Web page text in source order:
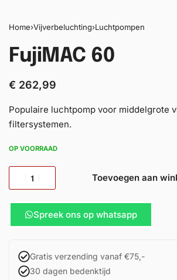
Home›Vijverbeluchting›Luchtpompen
FujiMAC 60
€ 262,99
Populaire luchtpomp voor middelgrote
filtersystemen.
OP VOORRAAD
Toevoegen aan
Spreek ons op whatsapp
Gratis verzending vanaf €75,-
30 dagen bedenktijd